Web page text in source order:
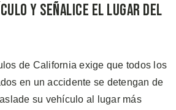
y Señalice el Lugar del
de California exige que todos los
en un accidente se detengan de
su vehículo al lugar más